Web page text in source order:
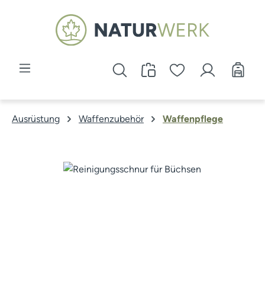
Zum Hauptinhalt springen
Ausrüstung Waffenzubehör Waffenpflege
Bildergalerie überspringen